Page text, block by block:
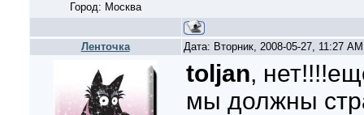
Город: Москва
Ленточка Дата: Вторник, 2008-05-27, 11:27
toljan,
мы должны